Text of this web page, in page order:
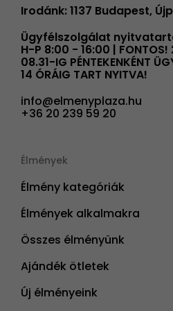
Irodánk: 1137 Budapest,
Ügyfélszolgálat
H-P 8:00 - 16:00 |
08.31-IG PÉNTEKENKÉNT
14 ÓRÁIG TART NYITVA!
info@elmenyplaza.hu
+36 20 239 59 20
Élmények
Élmény kategóriák
Élmények alkalmakra
Összes élményünk
Ajándék ötletek
Új élményeink